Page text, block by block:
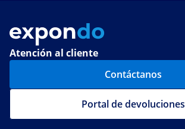
Atención al cliente
Contáctanos
Portal de devoluciones